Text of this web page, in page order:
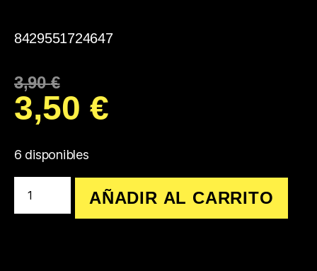
8429551724647
3,90€
3,50 €
6 disponibles
AÑADIR AL CARRITO